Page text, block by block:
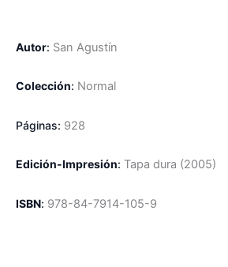
Autor: San Agustín
Colección: Normal
Páginas: 928
Edición-Impresión: Tapa dura (2005)
ISBN: 978-84-7914-105-9